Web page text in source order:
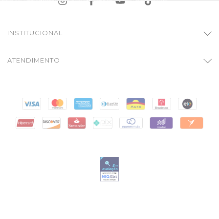
INSTITUCIONAL
ATENDIMENTO